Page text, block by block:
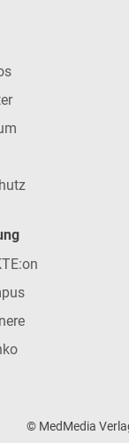
© MedMedia